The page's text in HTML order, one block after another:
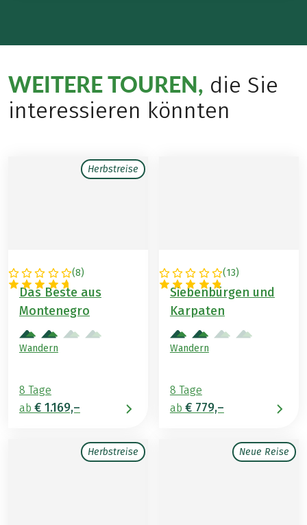
WEITERE TOUREN, die Sie
interessieren könnten
Herbstreise
(8)
MONTENEGRO
Das Beste aus
Montenegro
Wandern
8 Tage
ab € 1.169,–
(13)
RUMÄNIEN
Siebenbürgen und
Karpaten
Wandern
8 Tage
ab € 779,–
Herbstreise Neue Reise